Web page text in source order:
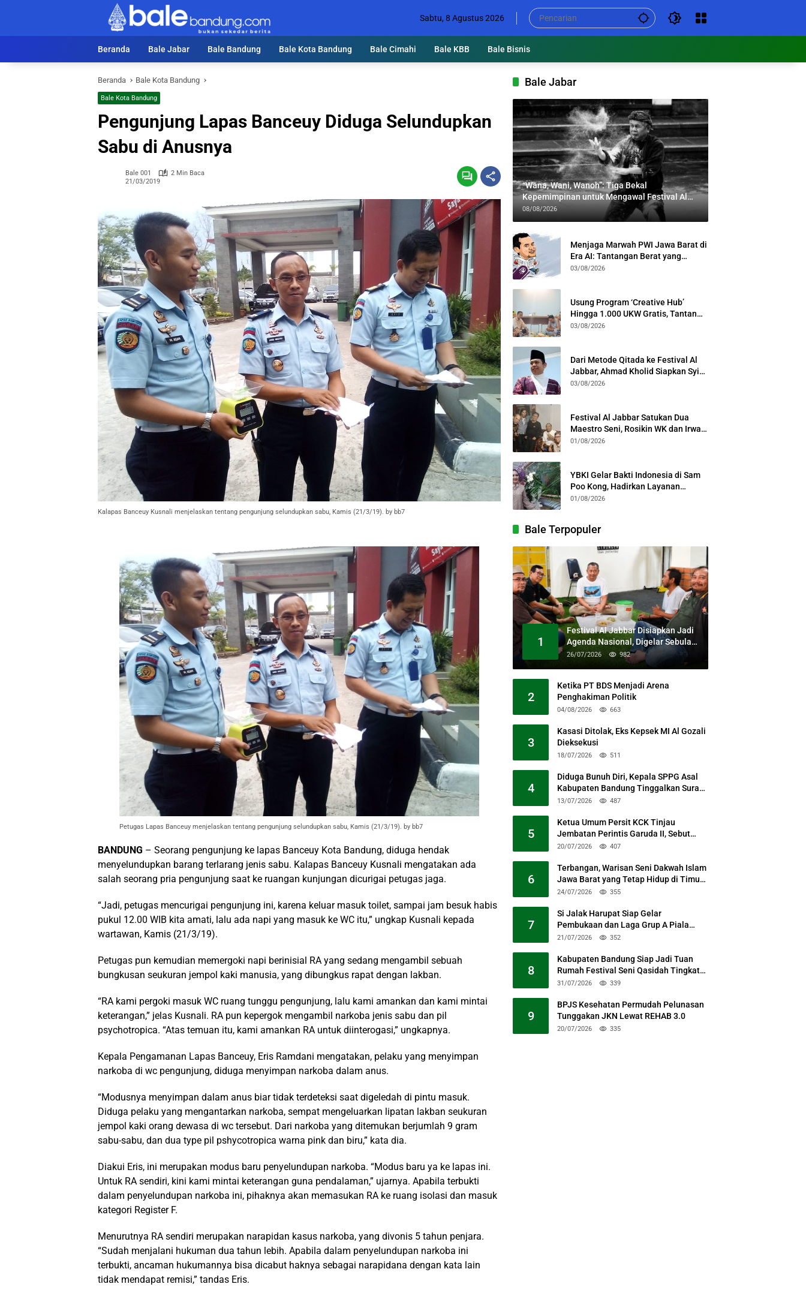
Sabtu, 8 Agustus 2026
Beranda Bale Jabar Bale Bandung Bale Kota Bandung Bale Cimahi Bale KBB Bale Bisnis
Beranda Bale Kota Bandung
Bale Kota Bandung
Pengunjung Lapas Banceuy Diduga Selundupkan
Sabu di Anusnya
Bale 001
2 Min Baca
21/03/2019
Kalapas Banceuy Kusnali menjelaskan tentang pengunjung selundupkan sabu, Kamis (21/3/19). by bb7
Petugas Lapas Banceuy menjelaskan tentang pengunjung selundupkan sabu, Kamis (21/3/19). by bb7
BANDUNG – Seorang pengunjung ke lapas Banceuy Kota Bandung, diduga hendak
menyelundupkan barang terlarang jenis sabu. Kalapas Banceuy Kusnali mengatakan ada
salah seorang pria pengunjung saat ke ruangan kunjungan dicurigai petugas jaga.
“Jadi, petugas mencurigai pengunjung ini, karena keluar masuk toilet, sampai jam besuk habis
pukul 12.00 WIB kita amati, lalu ada napi yang masuk ke WC itu,” ungkap Kusnali kepada
wartawan, Kamis (21/3/19).
Petugas pun kemudian memergoki napi berinisial RA yang sedang mengambil sebuah
bungkusan seukuran jempol kaki manusia, yang dibungkus rapat dengan lakban.
“RA kami pergoki masuk WC ruang tunggu pengunjung, lalu kami amankan dan kami mintai
keterangan,” jelas Kusnali. RA pun kepergok mengambil narkoba jenis sabu dan pil
psychotropica. “Atas temuan itu, kami amankan RA untuk diinterogasi,” ungkapnya.
Kepala Pengamanan Lapas Banceuy, Eris Ramdani mengatakan, pelaku yang menyimpan
narkoba di wc pengunjung, diduga menyimpan narkoba dalam anus.
“Modusnya menyimpan dalam anus biar tidak terdeteksi saat digeledah di pintu masuk.
Diduga pelaku yang mengantarkan narkoba, sempat mengeluarkan lipatan lakban seukuran
jempol kaki orang dewasa di wc tersebut. Dari narkoba yang ditemukan berjumlah 9 gram
sabu-sabu, dan dua type pil pshycotropica warna pink dan biru,” kata dia.
Diakui Eris, ini merupakan modus baru penyelundupan narkoba. “Modus baru ya ke lapas ini.
Untuk RA sendiri, kini kami mintai keterangan guna pendalaman,” ujarnya. Apabila terbukti
dalam penyelundupan narkoba ini, pihaknya akan memasukan RA ke ruang isolasi dan masuk
kategori Register F.
Menurutnya RA sendiri merupakan narapidan kasus narkoba, yang divonis 5 tahun penjara.
“Sudah menjalani hukuman dua tahun lebih. Apabila dalam penyelundupan narkoba ini
terbukti, ancaman hukumannya bisa dicabut haknya sebagai narapidana dengan kata lain
tidak mendapat remisi,” tandas Eris.
Bale Jabar
“Wana, Wani, Wanoh”: Tiga Bekal
Kepemimpinan untuk Mengawal Festival Al
Jabbar
08/08/2026
Menjaga Marwah PWI Jawa Barat di
Era AI: Tantangan Berat yang
Menuntut Solidaritas Lintas
03/08/2026
Usung Program ‘Creative Hub’
Hingga 1.000 UKW Gratis, Tantan
Sulthon Paparkan Visi PWI Jabar di
03/08/2026
Dari Metode Qitada ke Festival Al
Jabbar, Ahmad Kholid Siapkan Syiar
Al-Qur’an Lewat Nada
03/08/2026
Festival Al Jabbar Satukan Dua
Maestro Seni, Rosikin WK dan Irwan
Guntari Garap Pertunjukan Kolosal
01/08/2026
YBKI Gelar Bakti Indonesia di Sam
Poo Kong, Hadirkan Layanan
Kesehatan Gratis dan Dialog
01/08/2026
Bale Terpopuler
1
Festival Al Jabbar Disiapkan Jadi
Agenda Nasional, Digelar Sebulan
Penuh di Kawasan Masjid Raya Al
26/07/2026 982
2
Ketika PT BDS Menjadi Arena
Penghakiman Politik
04/08/2026 663
3
Kasasi Ditolak, Eks Kepsek MI Al Gozali
Dieksekusi
18/07/2026 511
4
Diduga Bunuh Diri, Kepala SPPG Asal
Kabupaten Bandung Tinggalkan Surat
Permohonan Maaf
13/07/2026 487
5
Ketua Umum Persit KCK Tinjau
Jembatan Perintis Garuda II, Sebut
Simbol Kebersamaan TNI dan Rakyat
20/07/2026 407
6
Terbangan, Warisan Seni Dakwah Islam
Jawa Barat yang Tetap Hidup di Timur
Kabupaten Bandung
24/07/2026 355
7
Si Jalak Harupat Siap Gelar
Pembukaan dan Laga Grup A Piala
Presiden 2026 Sabtu Mendatang
21/07/2026 352
8
Kabupaten Bandung Siap Jadi Tuan
Rumah Festival Seni Qasidah Tingkat
Nasional
31/07/2026 339
9
BPJS Kesehatan Permudah Pelunasan
Tunggakan JKN Lewat REHAB 3.0
20/07/2026 335